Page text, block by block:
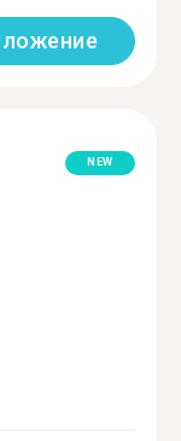
NEW